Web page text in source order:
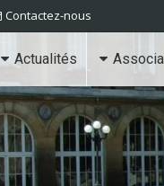
Contactez-nous
Actualités